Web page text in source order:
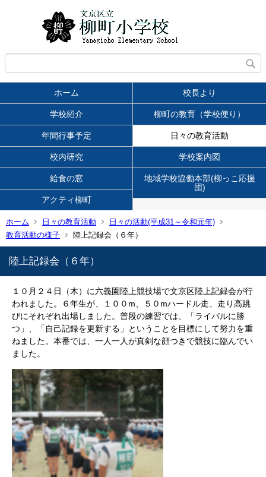
ホーム 校長より
学校紹介 柳町の教育（学校便り）
年間行事予定 日々の教育活動
校内研究 学校案内図
給食の窓
地域学校協働本部(柳っこ応援
団)
アクティ柳町
ホーム 日々の教育活動
日々の活動(平成31～令和元年)
教育活動の様子
陸上記録会（６年）
陸上記録会（６年）
１０月２４日（木）に六義園陸上競技場で文京区陸上記録会が行
われました。６年生が、１００m、５０mハードル走、走り高跳
びにそれぞれ出場しました。普段の練習では、「ライバルに勝
つ」、「自己記録を更新する」ということを目標にして努力を重
ねました。本番では、一人一人が真剣な顔つきで競技に臨んでい
ました。